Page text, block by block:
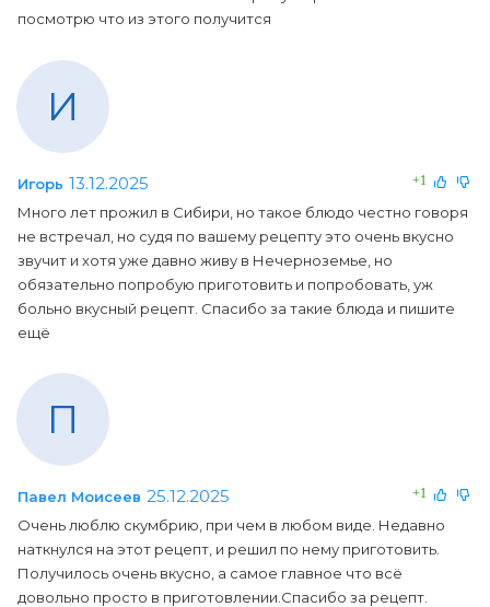
посмотрю что из этого получится
И
+1
Игорь 13.12.2025
Много лет прожил в Сибири, но такое блюдо честно говоря
не встречал, но судя по вашему рецепту это очень вкусно
звучит и хотя уже давно живу в Нечерноземье, но
обязательно попробую приготовить и попробовать, уж
больно вкусный рецепт. Спасибо за такие блюда и пишите
ещё
П
+1
Павел Моисеев 25.12.2025
Очень люблю скумбрию, при чем в любом виде. Недавно
наткнулся на этот рецепт, и решил по нему приготовить.
Получилось очень вкусно, а самое главное что всё
довольно просто в приготовлении.Спасибо за рецепт.